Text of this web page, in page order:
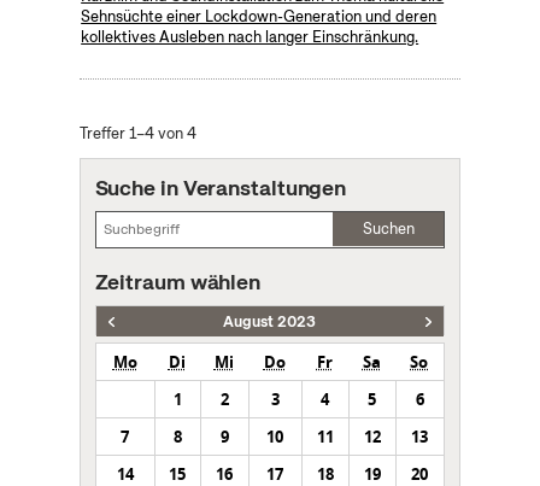
Sehnsüchte einer Lockdown-Generation und deren
kollektives Ausleben nach langer Einschränkung.
Treffer 1–4 von 4
Suche in Veranstaltungen
Suchen
Zeitraum wählen
August 2023
Mo Di Mi Do Fr Sa
So
1
2 3 4 5
6
7
8 9 10 11 12
13
14
15 16 17 18 19
20